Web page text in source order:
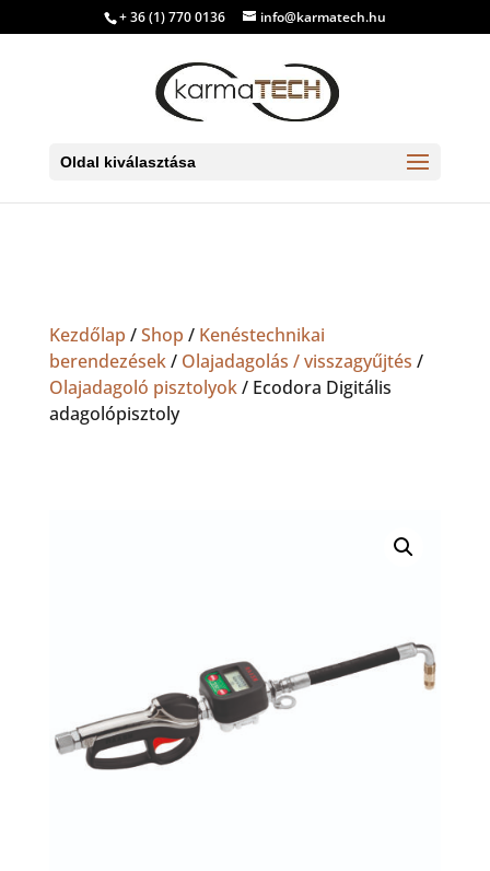
+ 36 (1) 770 0136 info@karmatech.hu
Oldal kiválasztása
Kezdőlap /Shop / Kenéstechnikai
berendezések/ Olajadagolás / visszagyűjtés /
Olajadagoló pisztolyok/ Ecodora Digitális
adagolópisztoly